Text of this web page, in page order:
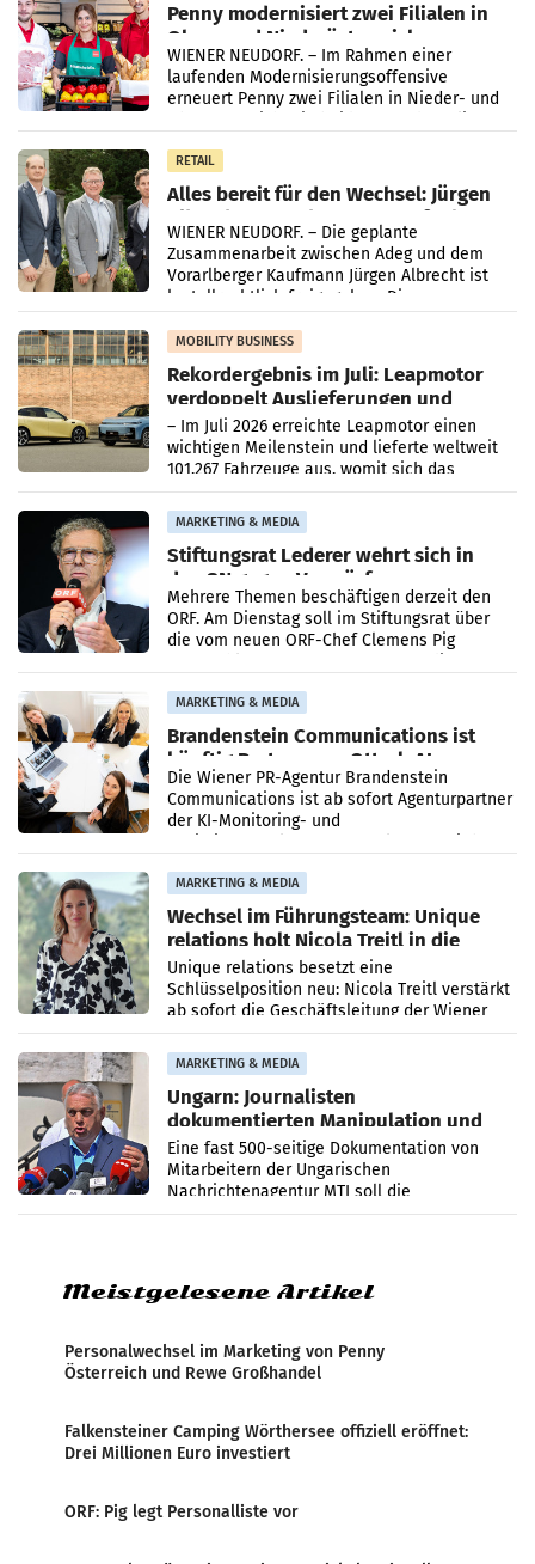
Penny modernisiert zwei Filialen in
Ober- und Niederösterreich
WIENER NEUDORF. – Im Rahmen einer
laufenden Modernisierungsoffensive
erneuert Penny zwei Filialen in Nieder- und
RETAIL
Alles bereit für den Wechsel: Jürgen
Albrecht setzt ab 1.1.2027 auf Adeg
WIENER NEUDORF. – Die geplante
Zusammenarbeit zwischen Adeg und dem
Vorarlberger Kaufmann Jürgen Albrecht ist
kartellrechtlich freigegeben: Die
Bundeswettbewerbsbehörde und der
Bundeskartellanwalt
MOBILITY BUSINESS
Rekordergebnis im Juli: Leapmotor
verdoppelt Auslieferungen und
überschreitet die 100.000er-Marke
– Im Juli 2026 erreichte Leapmotor einen
wichtigen Meilenstein und lieferte weltweit
101.267 Fahrzeuge aus, womit sich das
Ergebnis gegenüber Juli 2025 mehr als
verdoppelte (+102
MARKETING & MEDIA
Stiftungsrat Lederer wehrt sich in
den SN gegen Vorwürfe
Mehrere Themen beschäftigen derzeit den
ORF. Am Dienstag soll im Stiftungsrat über
die vom neuen ORF-Chef Clemens Pig
MARKETING & MEDIA
Brandenstein Communications ist
künftig Partner von OtterlyAI
Die Wiener PR-Agentur Brandenstein
Communications ist ab sofort Agenturpartner
der KI-Monitoring- und
MARKETING & MEDIA
Wechsel im Führungsteam: Unique
relations holt Nicola Treitl in die
Geschäftsleitung
Unique relations besetzt eine
Schlüsselposition neu: Nicola Treitl verstärkt
ab sofort die Geschäftsleitung der Wiener
PR-Agentur an der Seite von Josef Kalina und
Anna Kalina-Mahr.
MARKETING & MEDIA
Ungarn: Journalisten
dokumentierten Manipulation und
Zensur
Eine fast 500-seitige Dokumentation von
Mitarbeitern der Ungarischen
Nachrichtenagentur MTI soll die
systematische Nachrichten-Manipulation und
Meistgelesene Artikel
Personalwechsel im Marketing von Penny
Österreich und Rewe Großhandel
Falkensteiner Camping Wörthersee offiziell eröffnet:
Drei Millionen Euro investiert
ORF: Pig legt Personalliste vor